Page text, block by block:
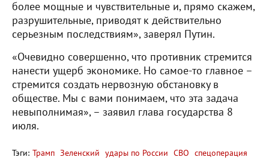
более мощные и чувствительные и, прямо скажем,
разрушительные, приводят к действительно
серьезным последствиям», заверял Путин.
«Очевидно совершенно, что противник стремится
нанести ущерб экономике. Но самое-то главное –
стремится создать нервозную обстановку в
обществе. Мы с вами понимаем, что эта задача
невыполнимая», – заявил глава государства 8
июля.
Тэги: Трамп Зеленский удары по России СВО спецоперация